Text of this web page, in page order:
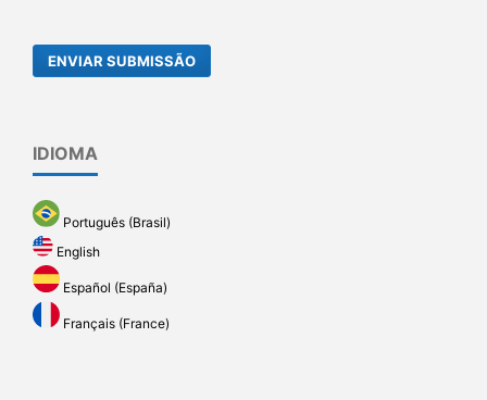
ENVIAR SUBMISSÃO
IDIOMA
Português (Brasil)
English
Español (España)
Français (France)